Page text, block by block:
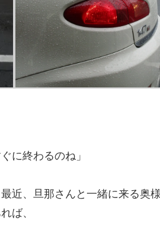
に終わるのね」
近、旦那さんと一緒に来る奥
ば、